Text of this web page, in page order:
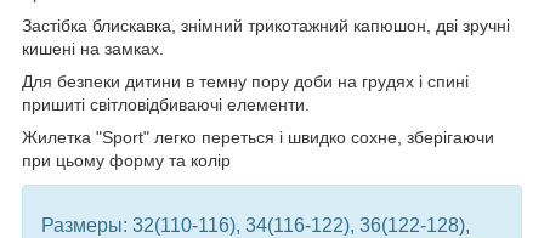
Застібка блискавка, знімний трикотажний капюшон, дві зручні
кишені на замках.
Для безпеки дитини в темну пору доби на грудях і спині
пришиті світловідбиваючі елементи.
Жилетка "Sport" легко переться і швидко сохне, зберігаючи
при цьому форму та колір
Размеры: 32(110-116), 34(116-122), 36(122-128),